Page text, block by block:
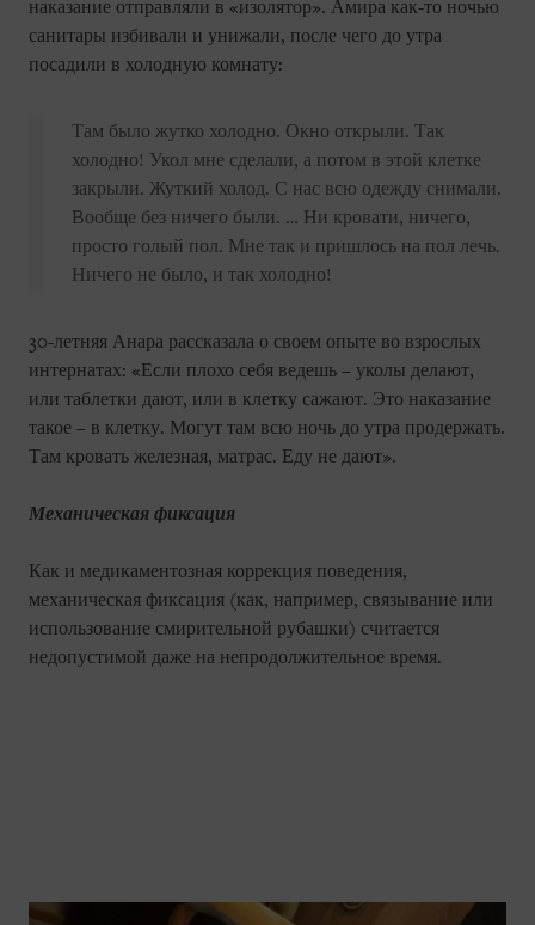
наказание отправляли в «изолятор». Амира как-то ночью
санитары избивали и унижали, после чего до утра
посадили в холодную комнату:
Там было жутко холодно. Окно открыли. Так
холодно! Укол мне сделали, а потом в этой клетке
закрыли. Жуткий холод. С нас всю одежду снимали.
Вообще без ничего были. … Ни кровати, ничего,
просто голый пол. Мне так и пришлось на пол лечь.
Ничего не было, и так холодно!
30-летняя Анара рассказала о своем опыте во взрослых
интернатах: «Если плохо себя ведешь – уколы делают,
или таблетки дают, или в клетку сажают. Это наказание
такое – в клетку. Могут там всю ночь до утра продержать.
Там кровать железная, матрас. Еду не дают».
Механическая фиксация
Как и медикаментозная коррекция поведения,
механическая фиксация (как, например, связывание или
использование смирительной рубашки) считается
недопустимой даже на непродолжительное время.